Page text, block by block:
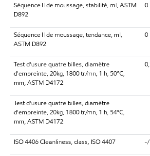
Séquence II de moussage, stabilité, ml, ASTM
D892
0
Séquence II de moussage, tendance, ml,
ASTM D892
0
Test d'usure quatre billes, diamètre
d'empreinte, 20kg, 1800 tr/mn, 1 h, 50°C,
mm, ASTM D4172
Test d'usure quatre billes, diamètre
d'empreinte, 20kg, 1800 tr/mn, 1 h, 54°C,
mm, ASTM D4172
ISO 4406 Cleanliness, class, ISO 4407 -/